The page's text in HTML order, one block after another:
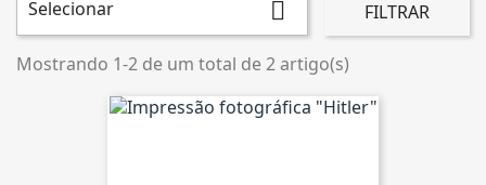
Selecionar  FILTRAR
Mostrando 1-2 de um total de 2 artigo(s)